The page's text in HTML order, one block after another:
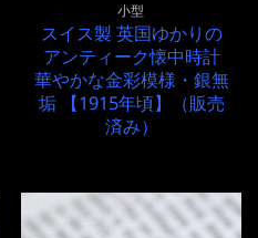
小型
スイス製 英国ゆかりの
アンティーク懐中時計
華やかな金彩模様・銀無
垢 【1915年頃】（販売
済み）